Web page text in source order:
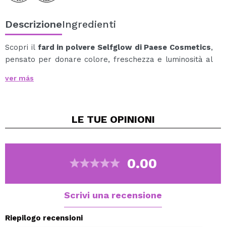
DescrizioneIngredienti
Scopri il fard in polvere Selfglow di Paese Cosmetics,
pensato per donare colore, freschezza e luminosità al
La sua formula altamente pigmentata permette di
Grazie alla sua texture vellutata, si applica e si sfuma
e a lunga durata.
ver más
LE TUE OPINIONI
0.00
Scrivi una recensione
Riepilogo recensioni